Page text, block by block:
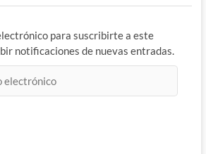
para suscribirte a este
notificaciones de nuevas entradas.